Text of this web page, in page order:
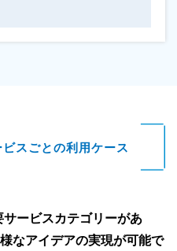
スごとの利用ケース
ービスカテゴリーがあ
なアイデアの実現が可能で